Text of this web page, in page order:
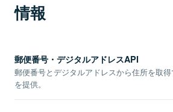
情報
郵便番号・デジタルアドレスAPI
郵便番号とデジタルアドレスから住所を取
を提供。